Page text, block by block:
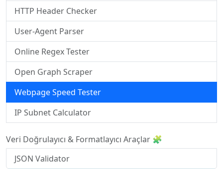
HTTP Header Checker
User-Agent Parser
Online Regex Tester
Open Graph Scraper
Webpage Speed Tester
IP Subnet Calculator
Veri Doğrulayıcı & Formatlayıcı Araçlar 🧩
JSON Validator